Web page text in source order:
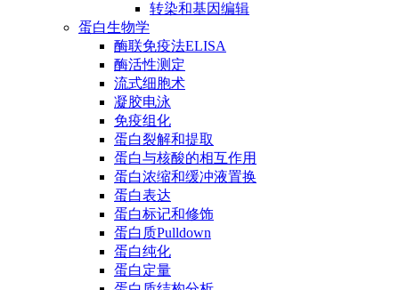
转染和基因编辑
蛋白生物学
酶联免疫法ELISA
酶活性测定
流式细胞术
凝胶电泳
免疫组化
蛋白裂解和提取
蛋白与核酸的相互作用
蛋白浓缩和缓冲液置换
蛋白表达
蛋白标记和修饰
蛋白质Pulldown
蛋白纯化
蛋白定量